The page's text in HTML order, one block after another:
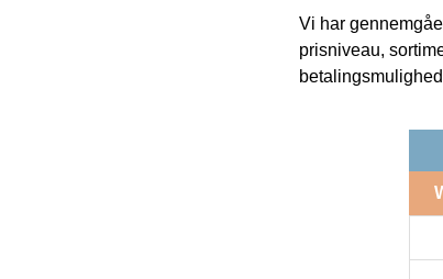
Vi har
prisniveau,